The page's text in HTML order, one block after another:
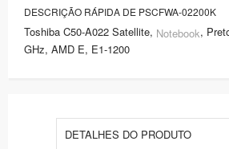
DESCRIÇÃO RÁPIDA DE PSCFWA-02200K
Toshiba C50-A022 Satellite, Notebook,
GHz, AMD E, E1-1200
DETALHES DO PRODUTO